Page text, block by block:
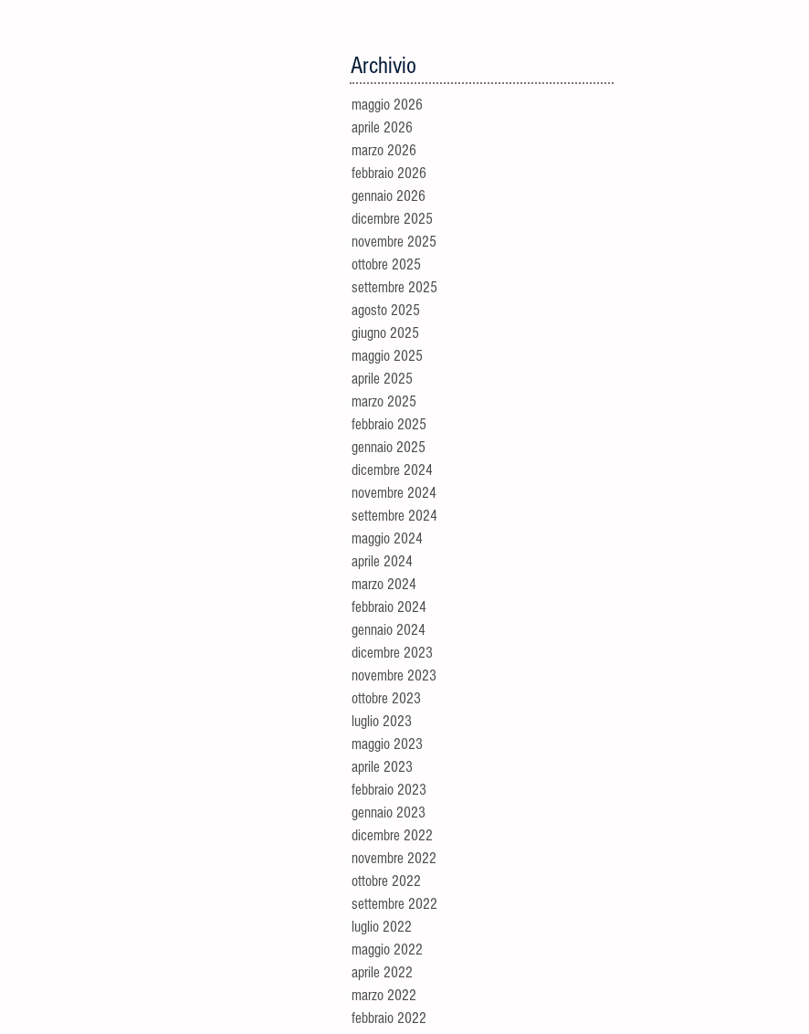
Archivio
maggio 2026
aprile 2026
marzo 2026
febbraio 2026
gennaio 2026
dicembre 2025
novembre 2025
ottobre 2025
settembre 2025
agosto 2025
giugno 2025
maggio 2025
aprile 2025
marzo 2025
febbraio 2025
gennaio 2025
dicembre 2024
novembre 2024
settembre 2024
maggio 2024
aprile 2024
marzo 2024
febbraio 2024
gennaio 2024
dicembre 2023
novembre 2023
ottobre 2023
luglio 2023
maggio 2023
aprile 2023
febbraio 2023
gennaio 2023
dicembre 2022
novembre 2022
ottobre 2022
settembre 2022
luglio 2022
maggio 2022
aprile 2022
marzo 2022
febbraio 2022